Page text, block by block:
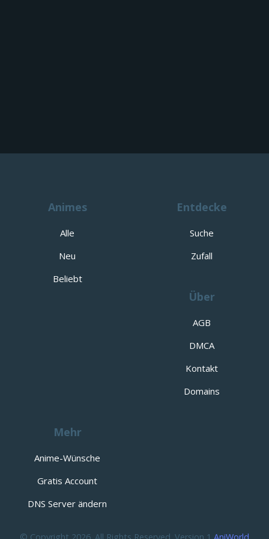
Animes
Alle
Neu
Beliebt
Entdecke
Suche
Zufall
Über
AGB
DMCA
Kontakt
Domains
Mehr
Anime-Wünsche
Gratis Account
DNS Server ändern